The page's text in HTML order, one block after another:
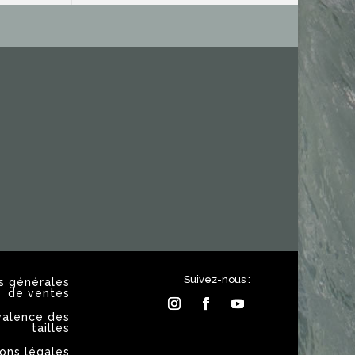
générales
de ventes
des
tailles
légales
Suivez-nous :